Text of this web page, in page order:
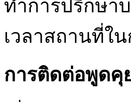
ทำการปรึกษา
เวลาสถานที่ใ
การติดต่อพูดคุ